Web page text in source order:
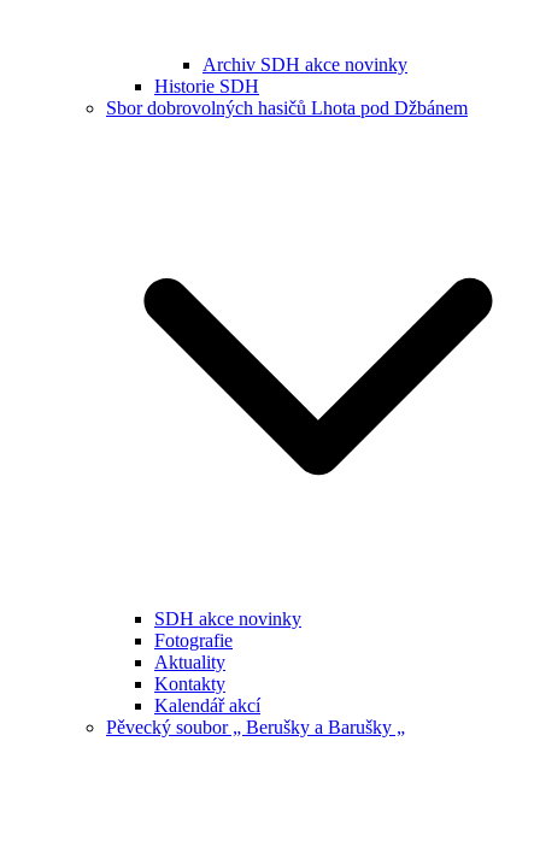
Archiv SDH akce novinky
Historie SDH
Sbor dobrovolných hasičů Lhota pod Džbánem
SDH akce novinky
Fotografie
Aktuality
Kontakty
Kalendář akcí
Pěvecký soubor „ Berušky a Barušky „